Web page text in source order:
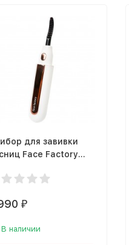
для завивки
Face Factory
₽
В наличии